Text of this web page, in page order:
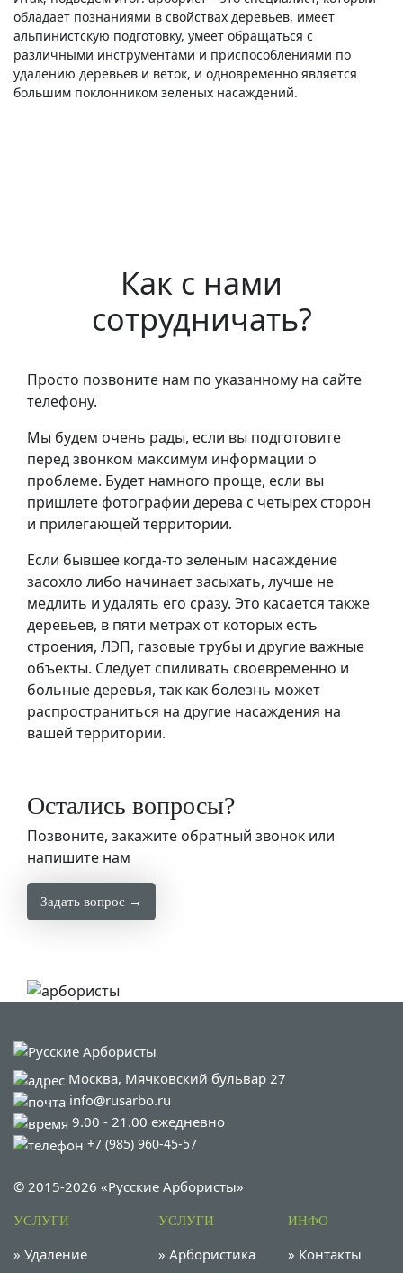
обладает познаниями в свойствах деревьев, имеет
альпинистскую подготовку, умеет обращаться с
различными инструментами и приспособлениями по
удалению деревьев и веток, и одновременно является
большим поклонником зеленых насаждений.
Как с нами
сотрудничать?
Просто позвоните нам по указанному на сайте
телефону.
Мы будем очень рады, если вы подготовите
перед звонком максимум информации о
проблеме. Будет намного проще, если вы
пришлете фотографии дерева с четырех сторон
и прилегающей территории.
Если бывшее когда-то зеленым насаждение
засохло либо начинает засыхать, лучше не
медлить и удалять его сразу. Это касается также
деревьев, в пяти метрах от которых есть
строения, ЛЭП, газовые трубы и другие важные
объекты. Следует спиливать своевременно и
больные деревья, так как болезнь может
распространиться на другие насаждения на
вашей территории.
Остались вопросы?
Позвоните, закажите обратный звонок или
напишите нам
Задать вопрос →
Москва, Мячковский бульвар 27
info@rusarbo.ru
9.00 - 21.00 ежедневно
+7 (985) 960-45-57
© 2015-2026 «Русские Арбористы»
УСЛУГИ
» Удаление
УСЛУГИ
» Арбористика
ИНФО
» Контакты